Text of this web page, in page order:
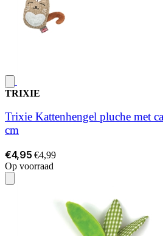
TRIXIE
Trixie Kattenhengel pluche met
cm
€4,95 €4,99
Op voorraad